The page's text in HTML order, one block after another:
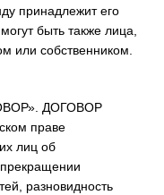
принадлежит его
быть также лица,
или собственником.
ДОГОВОР
праве
лиц об
разновидность